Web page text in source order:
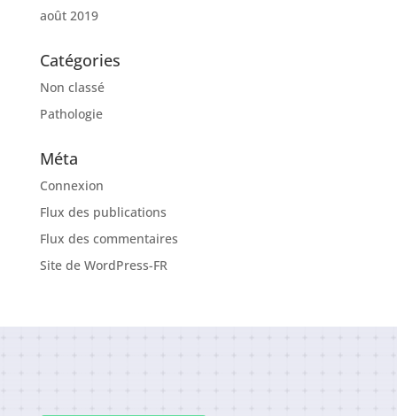
août 2019
Catégories
Non classé
Pathologie
Méta
Connexion
Flux des publications
Flux des commentaires
Site de WordPress-FR